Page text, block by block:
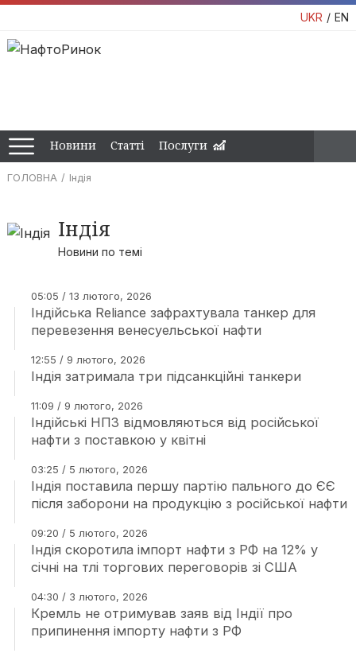
UKR EN
Новини Статті Послуги
ГОЛОВНА Індія
Індія
Новини по темі
05:05 / 13 лютого, 2026
Індійська Reliance зафрахтувала танкер для
перевезення венесуельської нафти
12:55 / 9 лютого, 2026
Індія затримала три підсанкційні танкери
11:09 / 9 лютого, 2026
Індійські НПЗ відмовляються від російської
нафти з поставкою у квітні
03:25 / 5 лютого, 2026
Індія поставила першу партію пального до ЄЄ
після заборони на продукцію з російської нафти
09:20 / 5 лютого, 2026
Індія скоротила імпорт нафти з РФ на 12% у
січні на тлі торгових переговорів зі США
04:30 / 3 лютого, 2026
Кремль не отримував заяв від Індії про
припинення імпорту нафти з РФ